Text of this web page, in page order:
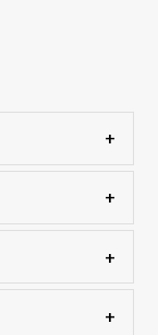
+
+
+
+